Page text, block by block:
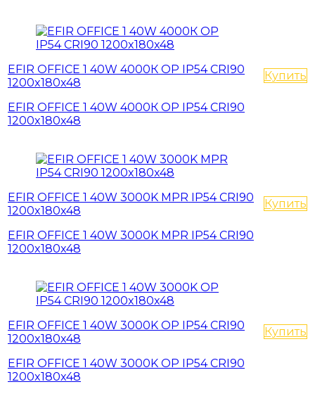
EFIR OFFICE 1 40W 4000К OP IP54 CRI90
1200x180x48
EFIR OFFICE 1 40W 4000К OP IP54 CRI90
1200x180x48
Купить
EFIR OFFICE 1 40W 3000K MPR IP54 CRI90
1200x180x48
EFIR OFFICE 1 40W 3000K MPR IP54 CRI90
1200x180x48
Купить
EFIR OFFICE 1 40W 3000K OP IP54 CRI90
1200x180x48
EFIR OFFICE 1 40W 3000K OP IP54 CRI90
1200x180x48
Купить